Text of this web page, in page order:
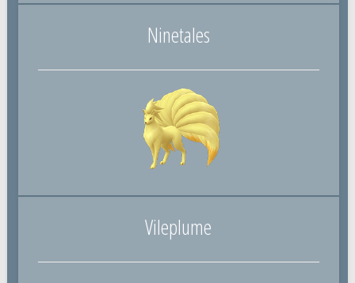
Ninetales
Vileplume